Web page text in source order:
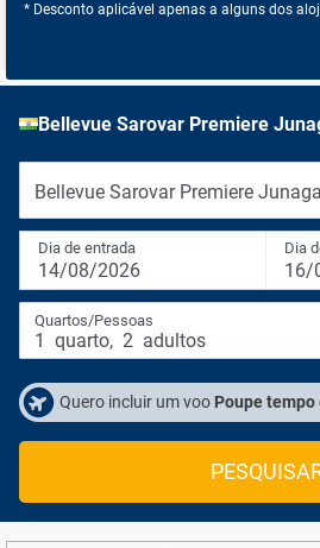
* Desconto aplicável apenas a alguns dos
Bellevue Sarovar Premiere
Bellevue Sarovar Premiere
Dia de entrada
14/08/2026
Dia
16/
Quartos/Pessoas
1 quarto, 2 adultos
Quero incluir um voo Poupe